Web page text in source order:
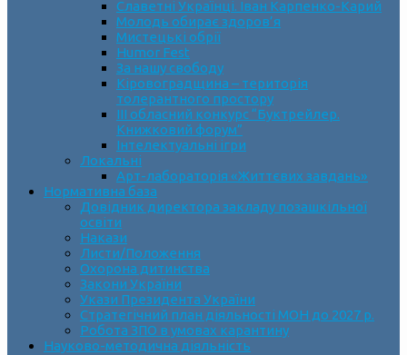
Славетні Українці. Іван Карпенко-Карий
Молодь обирає здоров’я
Мистецькі обрії
Humor Fest
За нашу свободу
Кіровоградщина – територія
толерантного простору
ІII обласний конкурс “Буктрейлер.
Книжковий форум”
Інтелектуальні ігри
Локальні
Арт-лабораторія «Життєвих завдань»
Нормативна база
Довідник директора закладу позашкільної
освіти
Накази
Листи/Положення
Охорона дитинства
Закони України
Укази Президента України
Стратегічний план діяльності МОН до 2027 р.
Робота ЗПО в умовах карантину
Науково-методична діяльність